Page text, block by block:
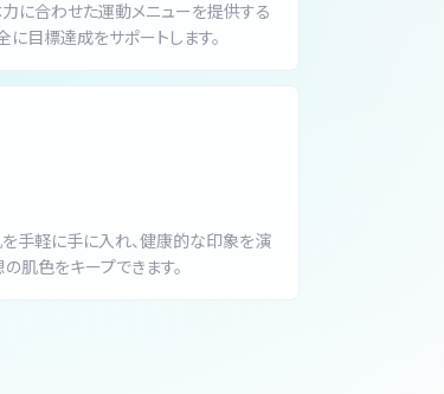
に合わせた運動メニューを提供する
目標達成をサポートします。
手軽に手に入れ、健康的な印象を演
肌色をキープできます。